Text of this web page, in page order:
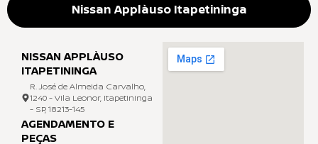
Nissan Applàuso Itapetininga
NISSAN APPLÀUSO
ITAPETININGA
R. José de Almeida Carvalho,
1240 - Vila Leonor, Itapetininga
- SP, 18213-145
AGENDAMENTO E
PEÇAS